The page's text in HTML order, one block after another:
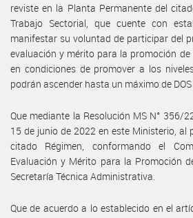
reviste en la Planta Permanente del
Trabajo Sectorial, que cuente con
manifestar su voluntad de participar del
evaluación y mérito para la promoción de
en condiciones de promover a los
podrán ascender hasta un máximo de DOS
Que mediante la Resolución MS N° 356/
15 de junio de 2022 en este Ministerio, al
citado Régimen, conformando el
Evaluación y Mérito para la Promoción
Secretaría Técnica Administrativa.
Que de acuerdo a lo establecido en el